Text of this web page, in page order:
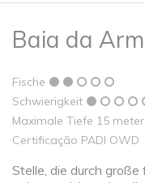
Baia da
Fische
Schwierigkeit
Maximale Tiefe 15 meter
Certificação PADI OWD
Stelle, die durch